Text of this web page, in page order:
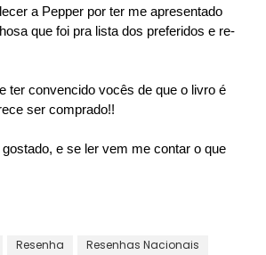
a Pepper por ter me apresentado
que foi pra lista dos preferidos e re-
ter convencido vocês de que o livro é
ser comprado!!
e se ler vem me contar o que
Resenha
Resenhas Nacionais